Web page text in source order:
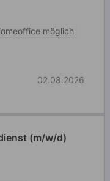
möglich
02.08.2026
(m/w/d)